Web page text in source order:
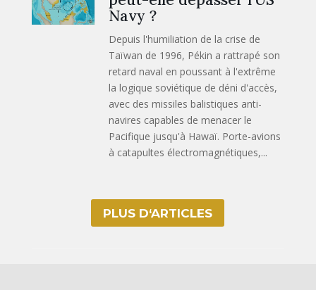
Navy ?
Depuis l'humiliation de la crise de
Taïwan de 1996, Pékin a rattrapé son
retard naval en poussant à l'extrême
la logique soviétique de déni d'accès,
avec des missiles balistiques anti-
navires capables de menacer le
Pacifique jusqu'à Hawaï. Porte-avions
à catapultes électromagnétiques,...
PLUS D‘ARTICLES